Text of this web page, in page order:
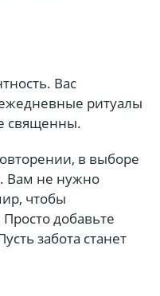
Вас
ритуалы
священны.
в выборе
Вам не нужно
чтобы
добавьте
забота станет